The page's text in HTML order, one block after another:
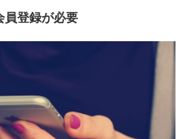
員登録が必要